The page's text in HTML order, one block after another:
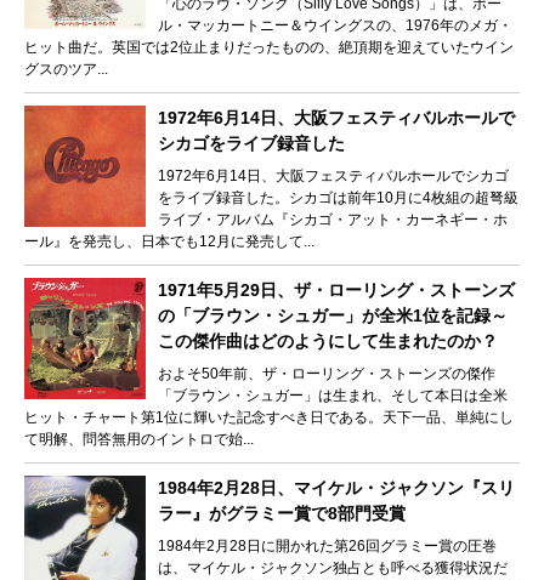
「心のラヴ・ソング（Silly Love Songs）」は、ポー
ル・マッカートニー＆ウイングスの、1976年のメガ・
ヒット曲だ。英国では2位止まりだったものの、絶頂期を迎えていたウイン
グスのツア...
1972年6月14日、大阪フェスティバルホールで
シカゴをライブ録音した
1972年6月14日、大阪フェスティバルホールでシカゴ
をライブ録音した。シカゴは前年10月に4枚組の超弩級
ライブ・アルバム『シカゴ・アット・カーネギー・ホ
ール』を発売し、日本でも12月に発売して...
1971年5月29日、ザ・ローリング・ストーンズ
の「ブラウン・シュガー」が全米1位を記録～
この傑作曲はどのようにして生まれたのか？
およそ50年前、ザ・ローリング・ストーンズの傑作
「ブラウン・シュガー」は生まれ、そして本日は全米
ヒット・チャート第1位に輝いた記念すべき日である。天下一品、単純にし
て明解、問答無用のイントロで始...
1984年2月28日、マイケル・ジャクソン『スリ
ラー』がグラミー賞で8部門受賞
1984年2月28日に開かれた第26回グラミー賞の圧巻
は、マイケル・ジャクソン独占とも呼べる獲得状況だ